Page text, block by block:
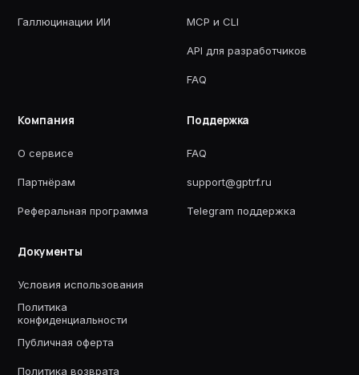
Галлюцинации ИИ MCP и CLI
API для разработчиков
FAQ
Компания
О сервисе
Партнёрам
Реферальная программа
Поддержка
FAQ
support@gptrf.ru
Telegram поддержка
Документы
Условия использования
Политика
конфиденциальности
Публичная оферта
Политика возврата